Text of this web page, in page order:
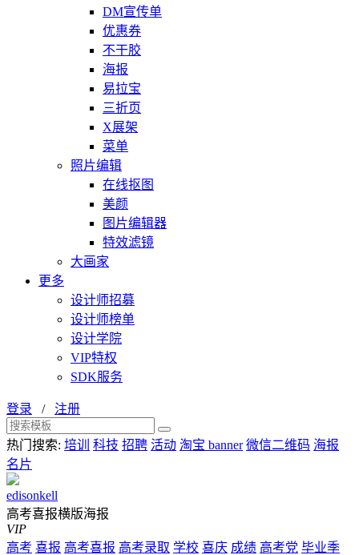
DM宣传单
优惠券
不干胶
海报
易拉宝
三折页
X展架
菜单
照片编辑
在线抠图
美颜
图片编辑器
特效滤镜
大画家
更多
设计师招募
设计师榜单
设计学院
VIP特权
SDK服务
登录 / 注册
热门搜索: 培训 科技 招聘 活动 淘宝 banner 微信二维码 海报
名片
edisonkell
高考喜报横版海报
VIP
高考 喜报 高考喜报 高考录取 学校 喜庆 成绩 高考党 毕业季